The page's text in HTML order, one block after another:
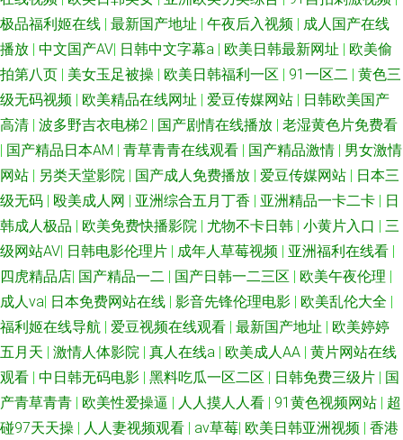
极品福利姬在线 | 最新国产地址 | 午夜后入视频 | 成人国产在线
播放 | 中文国产AV| 日韩中文字幕a | 欧美日韩最新网址 | 欧美偷
拍第八页 | 美女玉足被操 | 欧美日韩福利一区 | 91一区二 | 黄色三
级无码视频 | 欧美精品在线网址 | 爱豆传媒网站 | 日韩欧美国产
高清 | 波多野吉衣电梯2 | 国产剧情在线播放 | 老湿黄色片免费看
| 国产精品日本AM | 青草青青在线观看 | 国产精品激情 | 男女激情
网站 | 另类天堂影院 | 国产成人免费播放 | 爱豆传媒网站 | 日本三
级无码 | 殴美成人网 | 亚洲综合五月丁香 | 亚洲精品一卡二卡 | 日
韩成人极品 | 欧美免费快播影院 | 尤物不卡日韩 | 小黄片入口 | 三
级网站AV| 日韩电影伦理片 | 成年人草莓视频 | 亚洲福利在线看 |
四虎精品店| 国产精品一二 | 国产日韩一二三区 | 欧美午夜伦理 |
成人va| 日本免费网站在线 | 影音先锋伦理电影 | 欧美乱伦大全 |
福利姬在线导航 | 爱豆视频在线观看 | 最新国产地址 | 欧美婷婷
五月天 | 激情人体影院 | 真人在线a | 欧美成人AA | 黄片网站在线
观看 | 中日韩无码电影 | 黑料吃瓜一区二区 | 日韩免费三级片 | 国
产青草青青 | 欧美性爱操逼 | 人人摸人人看 | 91黄色视频网站 | 超
碰97天天操 | 人人妻视频观看 | av草莓| 欧美日韩亚洲视频 | 香港